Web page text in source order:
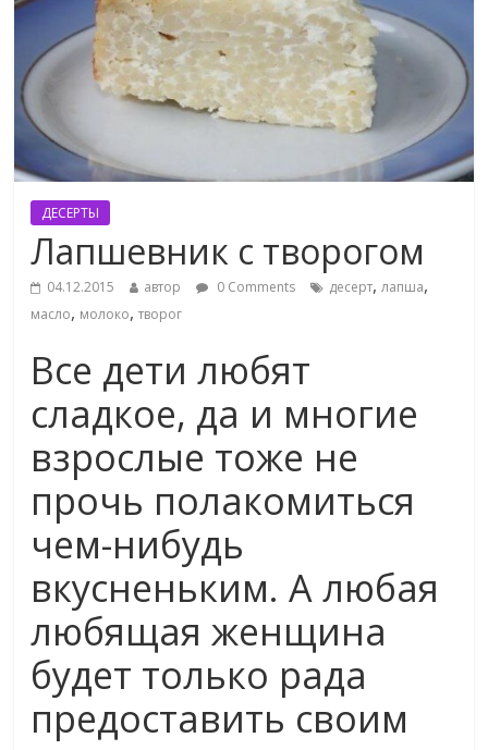
ДЕСЕРТЫ
Лапшевник с творогом
04.12.2015 автор 0 Comments десерт,лапша,
масло, молоко,творог
Все дети любят
сладкое, да и многие
взрослые тоже не
прочь полакомиться
чем-нибудь
вкусненьким. А любая
любящая женщина
будет только рада
предоставить своим